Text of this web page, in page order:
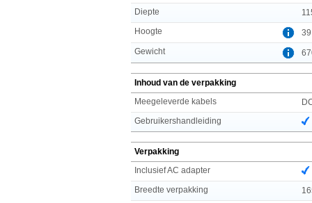
Diepte
Hoogte
Gewicht
Inhoud van de verpakking
Meegeleverde kabels
Gebruikershandleiding
Verpakking
Inclusief AC adapter
Breedte verpakking